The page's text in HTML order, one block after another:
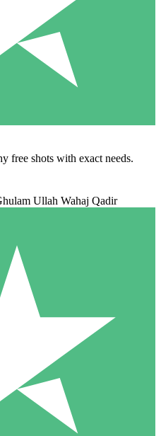
free shots with exact needs.
Ullah Wahaj Qadir